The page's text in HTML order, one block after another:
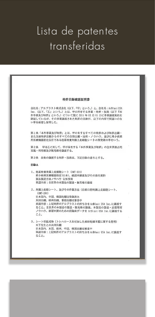
​Lista de patentes
transferidas